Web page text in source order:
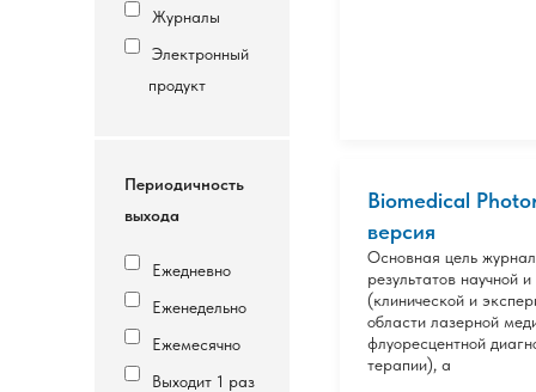
Журналы
Электронный
продукт
Периодичность
выхода
Ежедневно
Еженедельно
Ежемесячно
Выходит 1 раз
Biomedical
версия
Основная цель
результатов научной
(клинической и
области лазерной
флуоресцентной
терапии), а